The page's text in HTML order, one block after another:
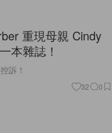
重現母親 Cindy
本雜誌！
訴！
32 0